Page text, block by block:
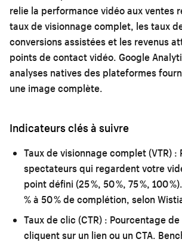
relie la performance vidéo aux ventes
taux de visionnage complet, les taux
conversions assistées et les revenus
points de contact vidéo. Google
analyses natives des plateformes
une image complète.
Indicateurs clés à suivre
Taux de visionnage complet (VTR) :
spectateurs qui regardent votre
point défini (25 %, 50 %, 75 %, 100
% à 50 % de complétion, selon
Taux de clic (CTR) : Pourcentage
cliquent sur un lien ou un CTA.